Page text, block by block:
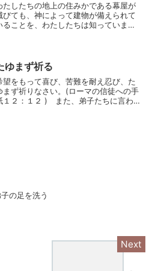
たしたちの地上の住みかである幕屋が
びても、神によって建物が備えられて
ることを、わたしたちは知っていま
に願って、この地上の幕屋...
ゆまず祈る
望をもって喜び、苦難を耐え忍び、た
まず祈りなさい。(ローマの信徒への手
１２：１２ ) また、弟子たちに言われ
子の足を洗う